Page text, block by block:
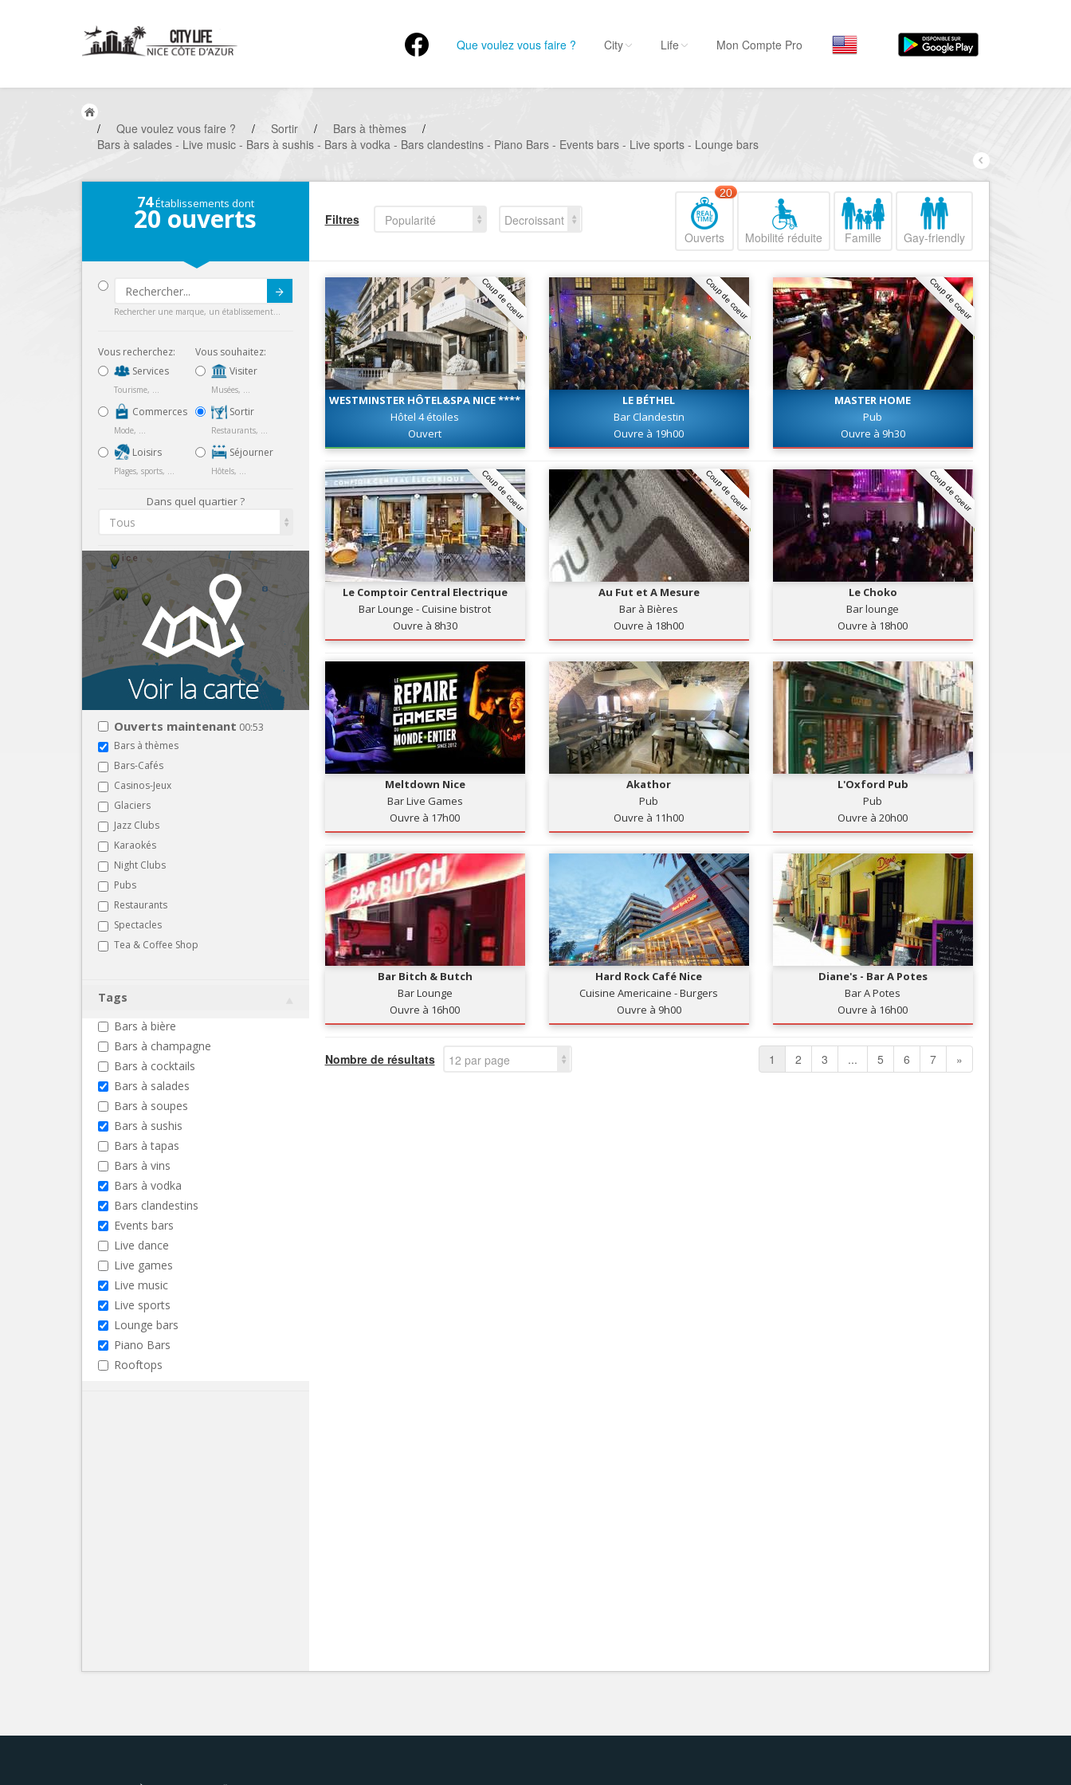
Que voulez vous faire ?
Musées, ...
Sortir
Commerces
Mode, ...
Loisirs
Plages, sports, ...
Services
Nice Promenade du
Nice le Port
Nice le Vieux Nice
Nice les Collines Niçoises
Nice le petit Marais Niçois
Nice la plaine du Var
Nice le Carré d’Or
City Life Mon Compte Pro
/ Que voulez vous faire ? / Sortir / Bars à thèmes
/
Bars à salades - Live music - Bars à sushis - Bars à vodka - Bars clandestins - Piano Bars - Events bars - Live sports - Lounge bars
74Établissements dont
20 ouverts
Rechercher une marque, un établissement...
Vous recherchez:
Services
Tourisme, ...
Commerces
Mode, ...
Loisirs
Plages, sports, ...
Vous souhaitez:
Visiter
Musées, ...
Sortir
Restaurants, ...
Séjourner
Hôtels, ...
Dans quel quartier ?
Tous
Ouverts maintenant 00:53
Bars à thèmes
Bars-Cafés
Casinos-Jeux
Glaciers
Jazz Clubs
Karaokés
Night Clubs
Pubs
Restaurants
Spectacles
Tea & Coffee Shop
Tags
Bars à bière
Bars à champagne
Bars à cocktails
Bars à salades
Bars à soupes
Bars à sushis
Bars à tapas
Bars à vins
Bars à vodka
Bars clandestins
Events bars
Live dance
Live games
Live music
Live sports
Lounge bars
Piano Bars
Rooftops
Filtres Popularité
Decroissant
Ouverts
20
Mobilité réduite Famille Gay-friendly
Coup de coeur
WESTMINSTER HÔTEL&SPA NICE ****
Hôtel 4 étoiles
Ouvert
Coup de coeur
LE BÉTHEL
Bar Clandestin
Ouvre à 19h00
Coup de coeur
MASTER HOME
Pub
Ouvre à 9h30
Coup de coeur
Le Comptoir Central Electrique
Bar Lounge - Cuisine bistrot
Ouvre à 8h30
Coup de coeur
Au Fut et A Mesure
Bar à Bières
Ouvre à 18h00
Coup de coeur
Le Choko
Bar lounge
Ouvre à 18h00
Meltdown Nice
Bar Live Games
Ouvre à 17h00
Akathor
Pub
Ouvre à 11h00
L'Oxford Pub
Pub
Ouvre à 20h00
Bar Bitch & Butch
Bar Lounge
Ouvre à 16h00
Hard Rock Café Nice
Cuisine Americaine - Burgers
Ouvre à 9h00
Diane's - Bar A Potes
Bar A Potes
Ouvre à 16h00
Nombre de résultats 12 par page 1 2 3 ... 5 6 7 »